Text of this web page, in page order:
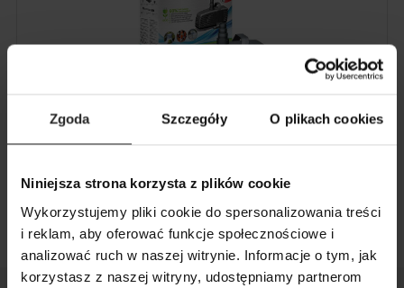
Zgoda Szczegóły O plikach cookies
Niniejsza strona korzysta z plików cookie
Wykorzystujemy pliki cookie do spersonalizowania treści
i reklam, aby oferować funkcje społecznościowe i
analizować ruch w naszej witrynie. Informacje o tym, jak
korzystasz z naszej witryny, udostępniamy partnerom
PFN ECO